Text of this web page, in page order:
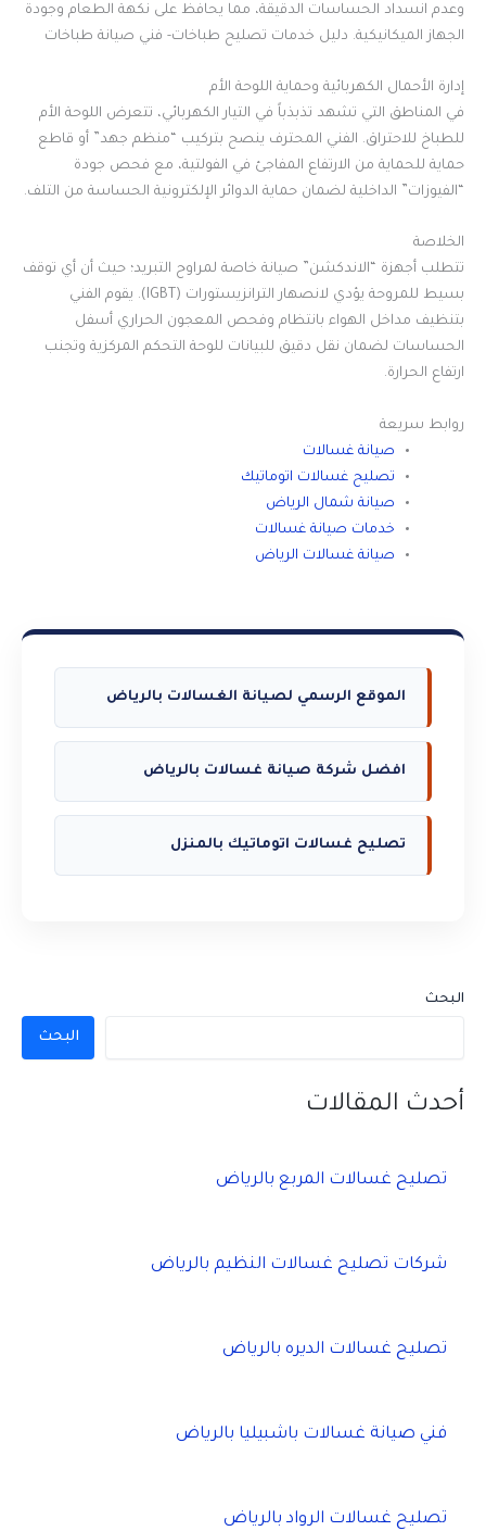
وعدم انسداد الحساسات الدقيقة، مما يحافظ على نكهة الطعام وجودة
الجهاز الميكانيكية. دليل خدمات تصليح طباخات- فني صيانة طباخات
إدارة الأحمال الكهربائية وحماية اللوحة الأم
في المناطق التي تشهد تذبذباً في التيار الكهربائي، تتعرض اللوحة الأم
للطباخ للاحتراق. الفني المحترف ينصح بتركيب “منظم جهد” أو قاطع
حماية للحماية من الارتفاع المفاجئ في الفولتية، مع فحص جودة
“الفيوزات” الداخلية لضمان حماية الدوائر الإلكترونية الحساسة من التلف.
الخلاصة
تتطلب أجهزة “الاندكشن” صيانة خاصة لمراوح التبريد؛ حيث أن أي توقف
بسيط للمروحة يؤدي لانصهار الترانزيستورات (IGBT). يقوم الفني
بتنظيف مداخل الهواء بانتظام وفحص المعجون الحراري أسفل
الحساسات لضمان نقل دقيق للبيانات للوحة التحكم المركزية وتجنب
ارتفاع الحرارة.
روابط سريعة
صيانة غسالات
تصليح غسالات اتوماتيك
صيانة شمال الرياض
خدمات صيانة غسالات
صيانة غسالات الرياض
الموقع الرسمي لصيانة الغسالات بالرياض
افضل شركة صيانة غسالات بالرياض
تصليح غسالات اتوماتيك بالمنزل
البحث
البحث
أحدث المقالات
تصليح غسالات المربع بالرياض
شركات تصليح غسالات النظيم بالرياض
تصليح غسالات الديره بالرياض
فني صيانة غسالات باشبيليا بالرياض
تصليح غسالات الرواد بالرياض